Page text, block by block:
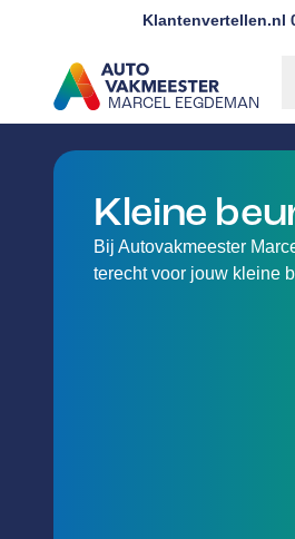
Klantenvertellen.nl
MARCEL EEGDEMAN
GA NAAR DE HOMEPAGINA
Kleine
Bij Autovakmeester
terecht voor jouw kleine